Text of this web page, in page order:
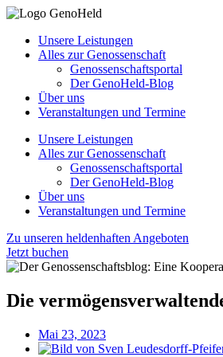
Unsere Leistungen
Alles zur Genossenschaft
Genossenschaftsportal
Der GenoHeld-Blog
Über uns
Veranstaltungen und Termine
Unsere Leistungen
Alles zur Genossenschaft
Genossenschaftsportal
Der GenoHeld-Blog
Über uns
Veranstaltungen und Termine
Zu unseren heldenhaften Angeboten
Jetzt buchen
Die
Mai 23, 2023